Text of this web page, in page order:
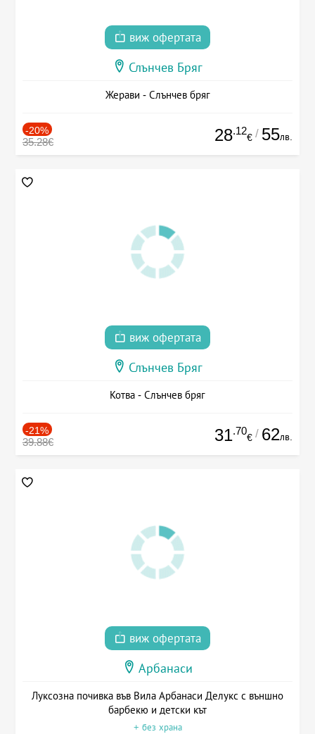
виж офертата
Слънчев Бряг
Жерави - Слънчев бряг
-20%
35.28€ 28.12
€ / 55лв.
виж офертата
Слънчев Бряг
Котва - Слънчев бряг
-21%
39.88€ 31.70
€ / 62лв.
виж офертата
Арбанаси
Луксозна почивка във Вила Арбанаси Делукс с външно
барбекю и детски кът
+ без храна